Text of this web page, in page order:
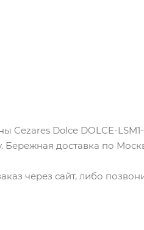
Cezares Dolce DOLCE-
Бережная доставка по
через сайт, либо